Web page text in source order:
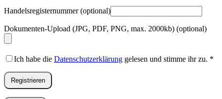
Handelsregisternummer(optional)
Dokumenten-Upload (JPG, PDF, PNG, max. 2000kb) (optional)
Ich habe die Datenschutzerklärung gelesen und stimme ihr zu. *
Registrieren